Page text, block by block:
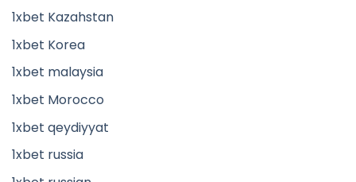
1xbet Kazahstan
1xbet Korea
1xbet malaysia
1xbet Morocco
1xbet qeydiyyat
1xbet russia